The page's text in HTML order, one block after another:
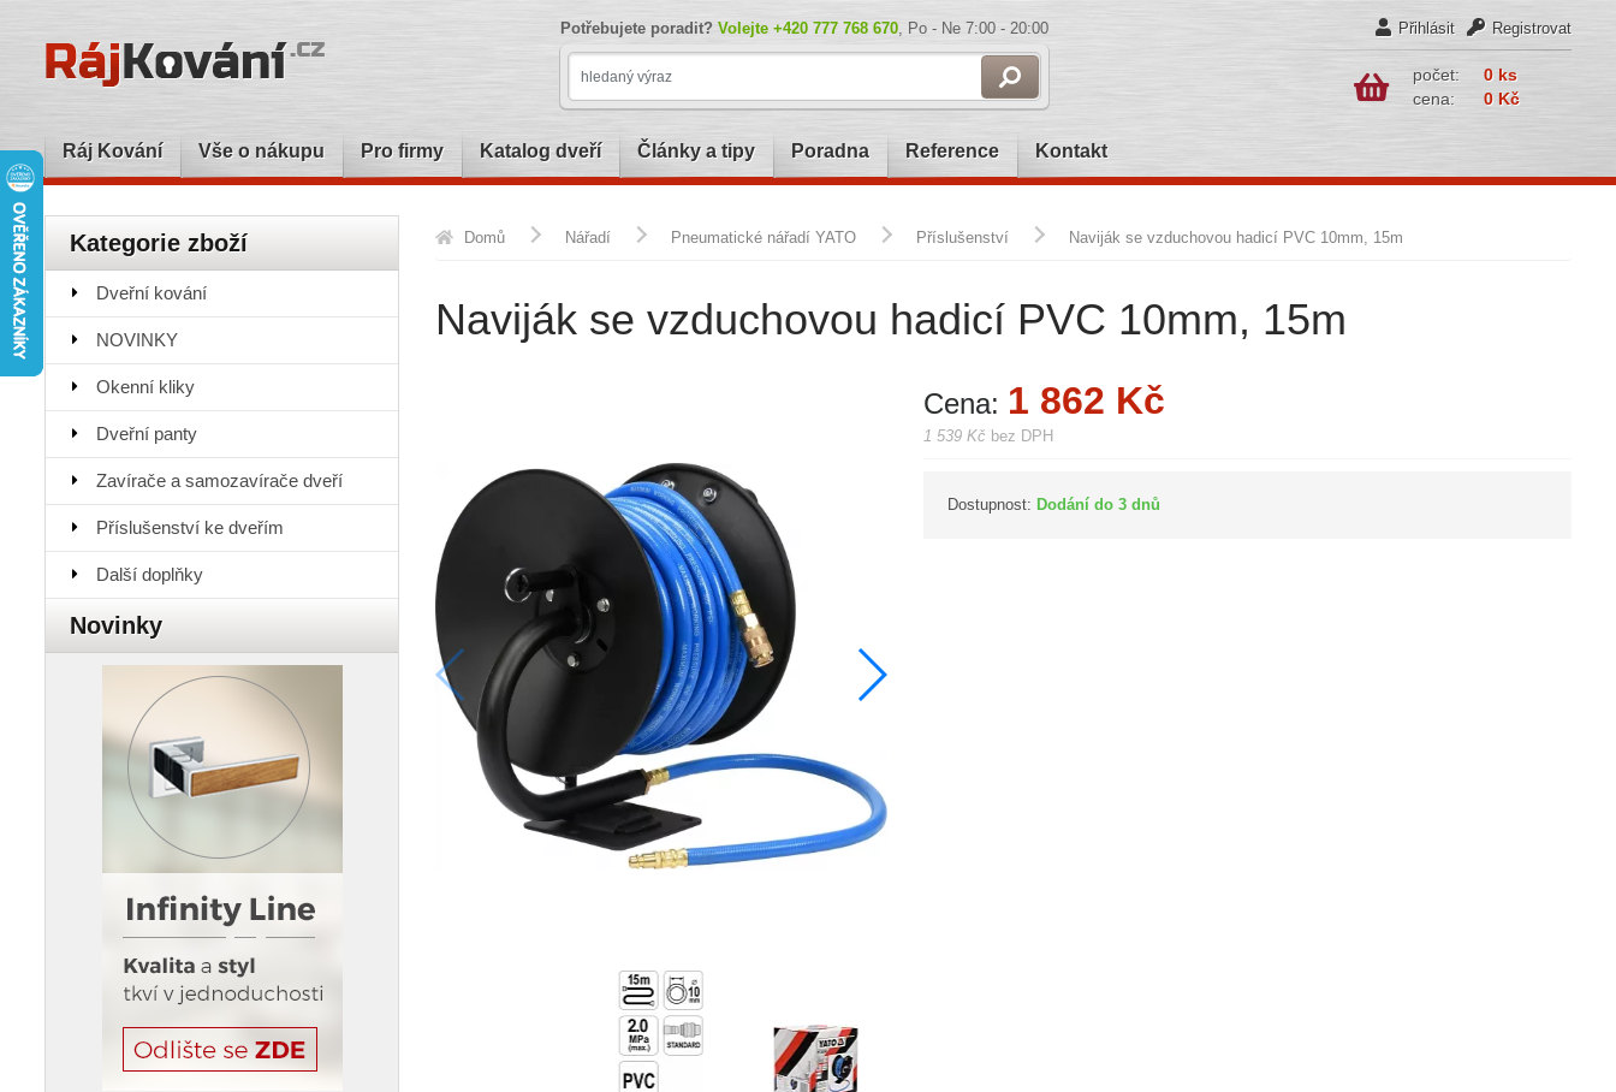
Potřebujete poradit? Volejte +420 777 768 670, Po - Ne 7:00 - 20:00 Přihlásit Registrovat
počet:
0 ks
cena:
0 Kč
Ráj Kování Vše o nákupu Pro firmy Katalog dveří Články a tipy Poradna Reference Kontakt
Kategorie zboží
Dveřní kování
NOVINKY
Okenní kliky
Dveřní panty
Zavírače a samozavírače dveří
Příslušenství ke dveřím
Další doplňky
Novinky
Domů Nářadí Pneumatické nářadí YATO Příslušenství Naviják se vzduchovou hadicí PVC 10mm, 15m
Naviják se vzduchovou hadicí PVC 10mm, 15m
Cena: 1 862 Kč
1 539 Kč bez DPH
Dostupnost: Dodání do 3 dnů